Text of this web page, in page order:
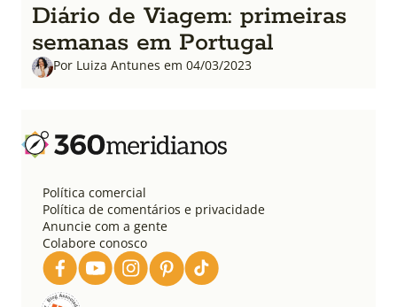
Diário de Viagem: primeiras
semanas em Portugal
Por Luiza Antunes em 04/03/2023
Política comercial
Política de comentários e privacidade
Anuncie com a gente
Colabore conosco